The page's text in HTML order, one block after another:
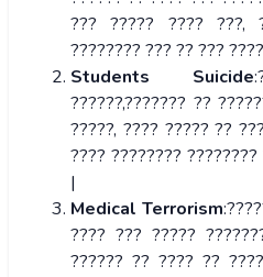
??? ????? ???? ???,
???????? ??? ?? ???
Students Suicide
??????,??????? ??
?????, ???? ????? ??
???? ????????
|
Medical Terrorism
???? ??? ?????
?????? ?? ???? ??